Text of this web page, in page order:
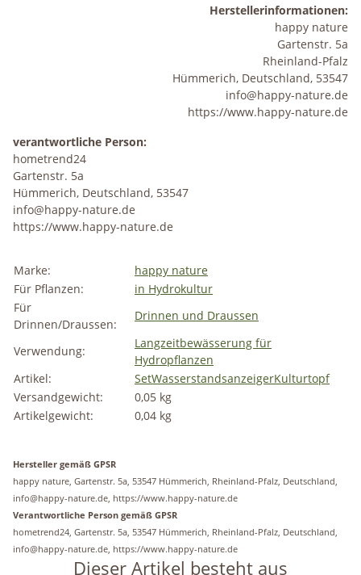
Herstellerinformationen:
happy nature
Gartenstr. 5a
Rheinland-Pfalz
Hümmerich, Deutschland, 53547
info@happy-nature.de
https://www.happy-nature.de
verantwortliche Person:
hometrend24
Gartenstr. 5a
Hümmerich, Deutschland, 53547
info@happy-nature.de
https://www.happy-nature.de
Marke:
happy nature
Für Pflanzen:
in Hydrokultur
Für
Drinnen/Draussen:
Drinnen und Draussen
Verwendung:
Langzeitbewässerung für
Hydropflanzen
Artikel:
SetWasserstandsanzeigerKulturtopf
Versandgewicht:
0,05 kg
Artikelgewicht:
0,04 kg
Hersteller gemäß GPSR
happy nature, Gartenstr. 5a, 53547 Hümmerich, Rheinland-Pfalz, Deutschland,
info@happy-nature.de, https://www.happy-nature.de
Verantwortliche Person gemäß GPSR
hometrend24, Gartenstr. 5a, 53547 Hümmerich, Rheinland-Pfalz, Deutschland,
info@happy-nature.de, https://www.happy-nature.de
Dieser Artikel besteht aus